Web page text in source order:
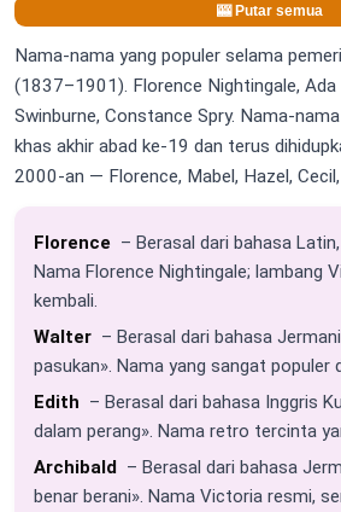
🎰 Putar semua
Nama-nama yang populer selama
(1837–1901). Florence Nightingale, Ada
Swinburne, Constance Spry. Nama-
khas akhir abad ke-19 dan terus
2000-an — Florence, Mabel, Hazel, Cecil,
Florence – Berasal dari bahasa
Nama Florence Nightingale; lambang
kembali.
Walter – Berasal dari bahasa
pasukan». Nama yang sangat populer
Edith – Berasal dari bahasa Inggris
dalam perang». Nama retro tercinta
Archibald – Berasal dari bahasa
benar berani». Nama Victoria resmi,